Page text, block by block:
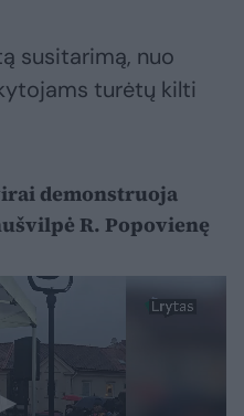
susitarimą, nuo
turėtų kilti
demonstruoja
R. Popovienę